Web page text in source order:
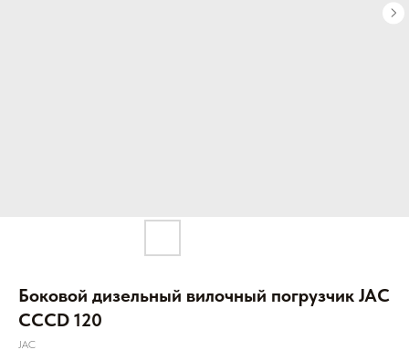
Боковой дизельный вилочный погрузчик JAC
CCCD 120
JAC